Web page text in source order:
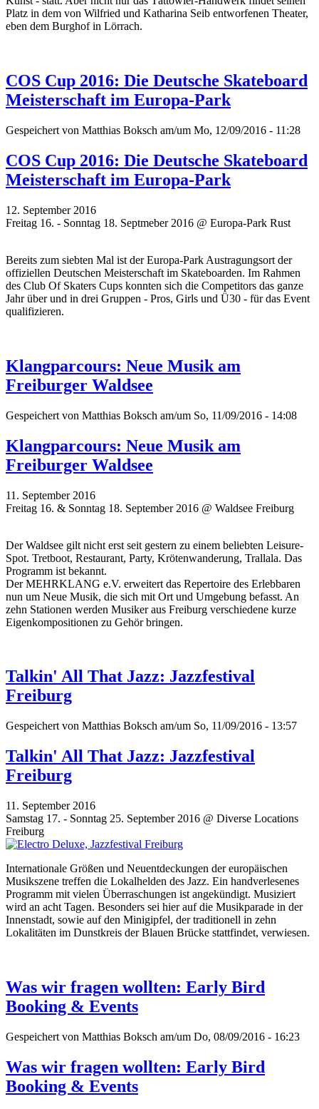
Platz in dem von Wilfried und Katharina Seib entworfenen Theater,
eben dem Burghof in Lörrach.
COS Cup 2016: Die Deutsche Skateboard
Meisterschaft im Europa-Park
Gespeichert von Matthias Boksch am/um Mo, 12/09/2016 - 11:28
COS Cup 2016: Die Deutsche Skateboard
Meisterschaft im Europa-Park
12. September 2016
Freitag 16. - Sonntag 18. Septmeber 2016 @ Europa-Park Rust
Bereits zum siebten Mal ist der Europa-Park Austragungsort der
offiziellen Deutschen Meisterschaft im Skateboarden. Im Rahmen
des Club Of Skaters Cups konnten sich die Competitors das ganze
Jahr über und in drei Gruppen - Pros, Girls und Ü30 - für das Event
qualifizieren.
Klangparcours: Neue Musik am
Freiburger Waldsee
Gespeichert von Matthias Boksch am/um So, 11/09/2016 - 14:08
Klangparcours: Neue Musik am
Freiburger Waldsee
11. September 2016
Freitag 16. & Sonntag 18. September 2016 @ Waldsee Freiburg
Der Waldsee gilt nicht erst seit gestern zu einem beliebten Leisure-
Spot. Tretboot, Restaurant, Party, Krötenwanderung, Trallala. Das
Programm ist bekannt.
Der MEHRKLANG e.V. erweitert das Repertoire des Erlebbaren
nun um Neue Musik, die sich mit Ort und Umgebung befasst. An
zehn Stationen werden Musiker aus Freiburg verschiedene kurze
Eigenkompositionen zu Gehör bringen.
Talkin' All That Jazz: Jazzfestival
Freiburg
Gespeichert von Matthias Boksch am/um So, 11/09/2016 - 13:57
Talkin' All That Jazz: Jazzfestival
Freiburg
11. September 2016
Samstag 17. - Sonntag 25. September 2016 @ Diverse Locations
Freiburg
Internationale Größen und Neuentdeckungen der europäischen
Musikszene treffen die Lokalhelden des Jazz. Ein handverlesenes
Programm mit vielen Überraschungen ist angekündigt. Musiziert
wird an acht Tagen. Besonders sei hier auf die Musikparade in der
Innenstadt, sowie auf den Minigipfel, der traditionell in zehn
Lokalitäten im Dunstkreis der Blauen Brücke stattfindet, verwiesen.
Was wir fragen wollten: Early Bird
Booking & Events
Gespeichert von Matthias Boksch am/um Do, 08/09/2016 - 16:23
Was wir fragen wollten: Early Bird
Booking & Events